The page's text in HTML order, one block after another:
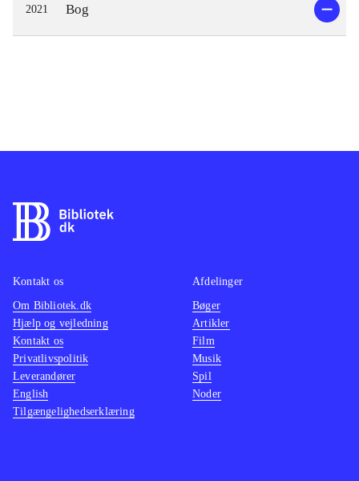
2021 Bog
Kontakt os
Om Bibliotek.dk
Hjælp og vejledning
Kontakt os
Privatlivspolitik
Leverandører
English
Tilgængelighedserklæring
Afdelinger
Bøger
Artikler
Film
Musik
Spil
Noder